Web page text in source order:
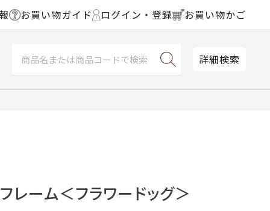
お買い物ガイド ログイン・登録 お買い物かご
詳細検索
レーム＜フラワードッグ＞